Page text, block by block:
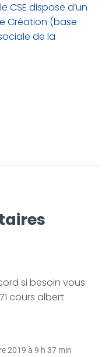
CSE dispose d’un
Création (base
de la
si besoin vous
cours albert
2019 à 9 h 37 min